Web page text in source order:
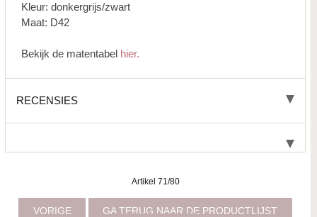
Kleur: donkergrijs/zwart
Maat: D42
Bekijk de matentabel hier.
RECENSIES
Artikel 71/80
VORIGE
GA TERUG NAAR DE PRODUCTLIJST